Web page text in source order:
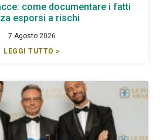
come documentare i fatti
esporsi a rischi
7 Agosto 2026
LEGGI TUTTO »